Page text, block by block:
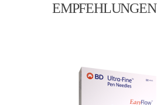
EMPFEHLUNGEN